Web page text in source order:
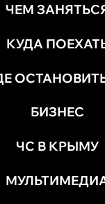
ЧЕМ
КУДА
БИЗНЕС
ЧС В КРЫМУ